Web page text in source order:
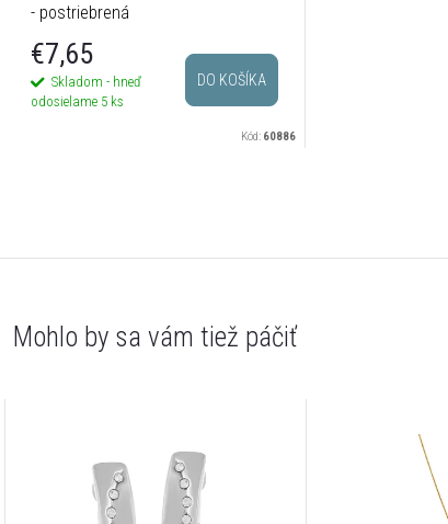
- postriebrená
€7,65
Skladom - hneď
odosielame 5 ks
DO KOŠÍKA
Kód: 60886